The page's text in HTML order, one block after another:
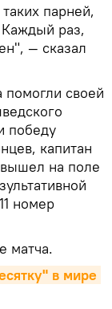
парней,
раз,
— сказал
своей
победу
капитан
на поле
номер
матча.
в мире